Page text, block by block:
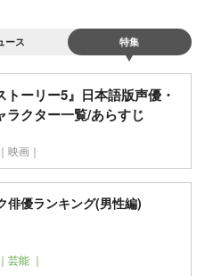
ース 特集
トーリー5』日本語版声優・
ラクター一覧/あらすじ
｜映画｜
俳優ランキング(男性編)
｜芸能 ｜